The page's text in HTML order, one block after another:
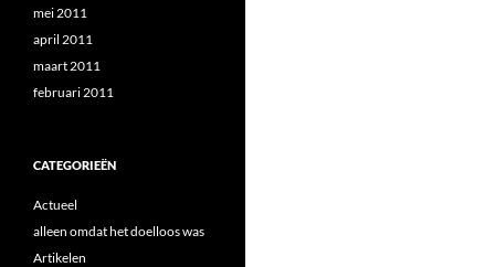
mei 2011
april 2011
maart 2011
februari 2011
CATEGORIEËN
Actueel
alleen omdat het doelloos was
Artikelen